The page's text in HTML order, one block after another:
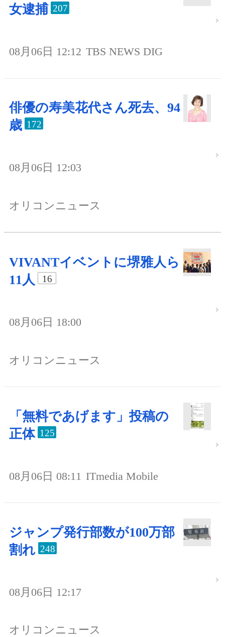
女逮捕 207
08月06日 12:12 TBS NEWS DIG
俳優の寿美花代さん死去、94
歳 172
08月06日 12:03
オリコンニュース
VIVANTイベントに堺雅人ら
11人
16
08月06日 18:00
オリコンニュース
「無料であげます」投稿の
正体 125
08月06日 08:11 ITmedia Mobile
ジャンプ発行部数が100万部
割れ 248
08月06日 12:17
オリコンニュース